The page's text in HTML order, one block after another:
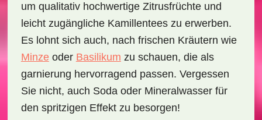
um qualitativ hochwertige Zitrusfrüchteund
leicht zugängliche Kamillenteeszu erwerben.
Es lohnt sich auch, nach frischen Kräutern wie
Minzeoder Basilikum zu schauen, die als
garnierung hervorragend passen. Vergessen
Sie nicht, auch Sodaoder Mineralwasser für
den spritzigen Effekt zu besorgen!